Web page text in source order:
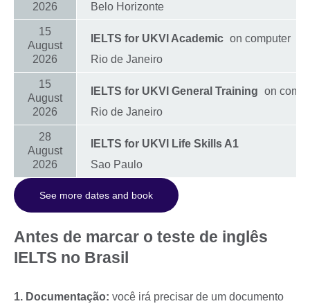
2026
Belo Horizonte
15
August
2026
IELTS for UKVI Academic on computer
Rio de Janeiro
15
August
2026
IELTS for UKVI General Training on
Rio de Janeiro
28
August
2026
IELTS for UKVI Life Skills A1
Sao Paulo
See more dates and book
Antes de marcar o teste de inglês
IELTS no Brasil
1. Documentação: você irá precisar de um documento